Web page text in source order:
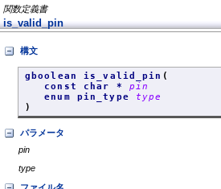
関数定義書
is_valid_pin
構文
gboolean is_valid_pin (
const char * pin
enum pin_type type
)
パラメータ
pin
type